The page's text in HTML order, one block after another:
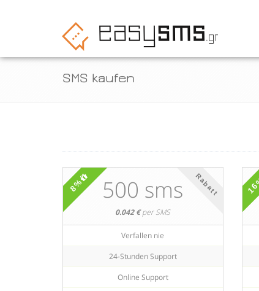
SMS kaufen
8% Rabatt
500 sms
0.042 €per SMS
Verfallen nie
24-Stunden Support
Online Support